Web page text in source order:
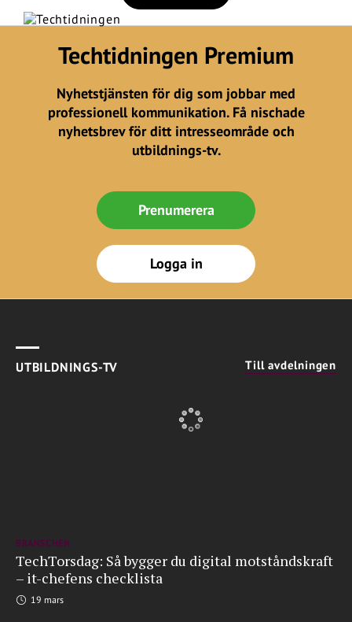
Techtidningen Premium
Nyhetstjänsten för dig som jobbar med
professionell kommunikation. Få nischade
nyhetsbrev för ditt intresseområde och
utbildnings-tv.
Prenumerera
Logga in
UTBILDNINGS-TV Till avdelningen
BRANSCHEN
TechTorsdag: Så bygger du digital motståndskraft
– it-chefens checklista
19 mars